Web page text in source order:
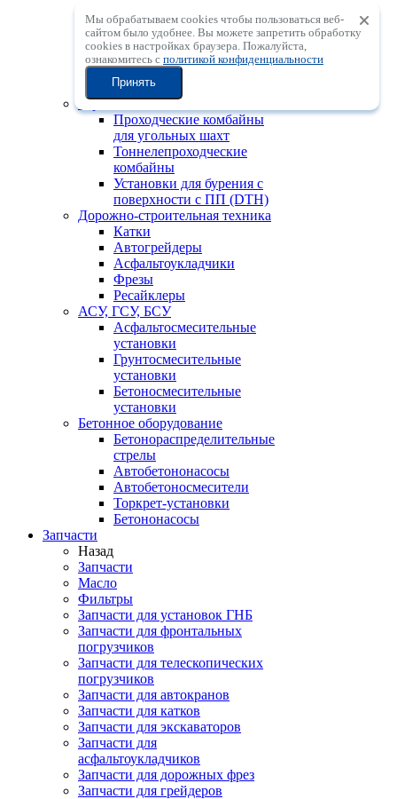
центробежные
дробильные установки с
вертикальным валом
Мобильные
сортировочные установки
Горно-шахтная техника
Проходческие комбайны
для угольных шахт
Тоннелепроходческие
комбайны
Установки для бурения с
поверхности с ПП (DTH)
Дорожно-строительная техника
Катки
Автогрейдеры
Асфальтоукладчики
Фрезы
Ресайклеры
АСУ, ГСУ, БСУ
Асфальтосмесительные
установки
Грунтосмесительные
установки
Бетоносмесительные
установки
Бетонное оборудование
Бетонораспределительные
стрелы
Автобетононасосы
Автобетоносмесители
Торкрет-установки
Бетононасосы
Запчасти
Назад
Запчасти
Масло
Фильтры
Запчасти для установок ГНБ
Запчасти для фронтальных
погрузчиков
Запчасти для телескопических
погрузчиков
Запчасти для автокранов
Запчасти для катков
Запчасти для экскаваторов
Запчасти для
асфальтоукладчиков
Запчасти для дорожных фрез
Запчасти для грейдеров
Мы обрабатываем cookies чтобы пользоваться веб-
сайтом было удобнее. Вы можете запретить обработку
сookies в настройках браузера. Пожалуйста,
ознакомитесь с политикой конфиденциальности
Принять